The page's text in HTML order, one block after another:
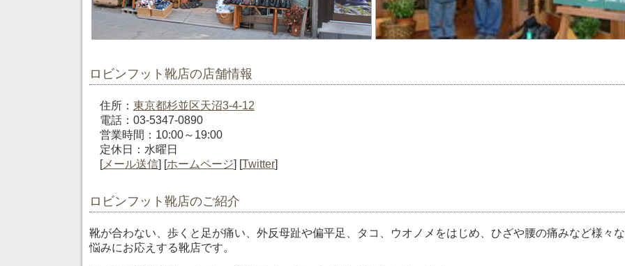
ロビンフット靴店の店舗情報
住所： 東京都杉並区天沼3-4-12
電話：03-5347-0890
営業時間：10:00～19:00
定休日：水曜日
[メール送信] [ホームページ] [Twitter]
ロビンフット靴店のご紹介
靴が合わない、歩くと足が痛い、外反母趾や偏平足、タコ、ウオノメをはじめ、ひざや腰の痛みなど様々
悩みにお応えする靴店です。